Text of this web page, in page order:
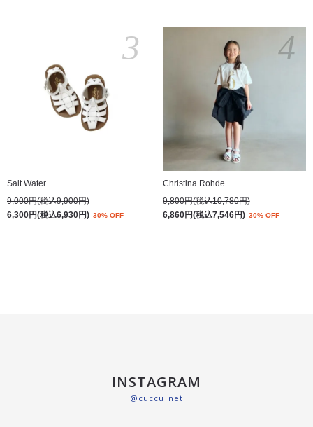
Salt Water
9,000円(税込9,900円)
6,300円(税込6,930円) 30% OFF
3
Christina Rohde
9,800円(税込10,780円)
6,860円(税込7,546円) 30% OFF
4
INSTAGRAM
@cuccu_net